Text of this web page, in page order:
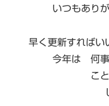
いつもあり
早く更新すればい
今年は 何事
こ